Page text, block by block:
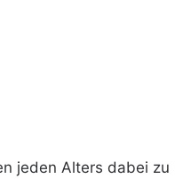
jeden Alters dabei zu